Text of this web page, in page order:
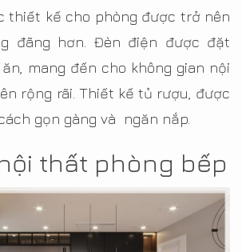
thiết kế cho phòng được trở nên
đãng hơn. Đèn điện được đặt
mang đến cho không gian nội
rộng rãi. Thiết kế tủ rượu, được
gọn gàng và ngăn nắp.
thất phòng bếp